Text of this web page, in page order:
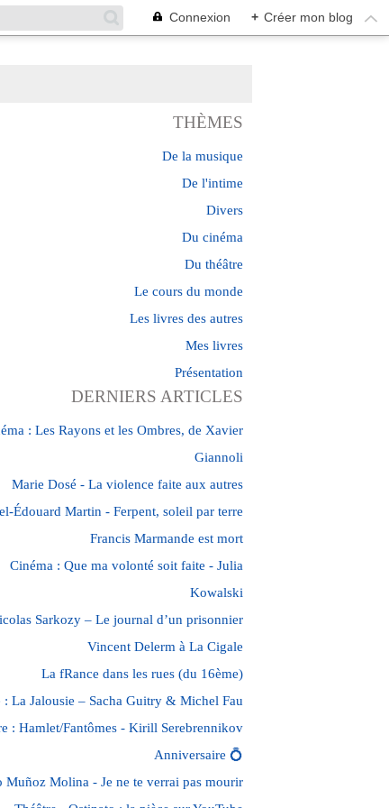
Connexion + Créer mon blog
THÈMES
De la musique
De l'intime
Divers
Du cinéma
Du théâtre
Le cours du monde
Les livres des autres
Mes livres
Présentation
DERNIERS ARTICLES
: Les Rayons et les Ombres, de Xavier
Giannoli
Marie Dosé - La violence faite aux autres
Édouard Martin - Ferpent, soleil par terre
Francis Marmande est mort
Cinéma : Que ma volonté soit faite - Julia
Kowalski
Sarkozy – Le journal d’un prisonnier
Vincent Delerm à La Cigale
La fRance dans les rues (du 16ème)
: La Jalousie – Sacha Guitry & Michel Fau
: Hamlet/Fantômes - Kirill Serebrennikov
Anniversaire 💍
Muñoz Molina - Je ne te verrai pas mourir